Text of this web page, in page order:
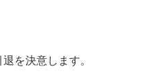
を決意します。